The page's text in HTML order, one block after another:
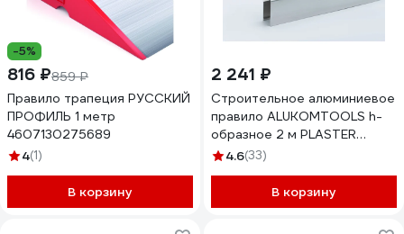
-5%
816 ₽859 ₽
Правило трапеция РУССКИЙ
ПРОФИЛЬ 1 метр
4607130275689
4(1)
В корзину
2 241 ₽
Cтроительное алюминиевое
правило ALUKOMTOOLS h-
образное 2 м PLASTER
21196620
4.6(33)
В корзину